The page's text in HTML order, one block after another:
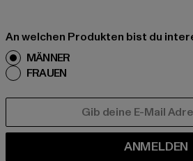
An welchen Produkten bist du
MÄNNER
FRAUEN
ANMELDEN